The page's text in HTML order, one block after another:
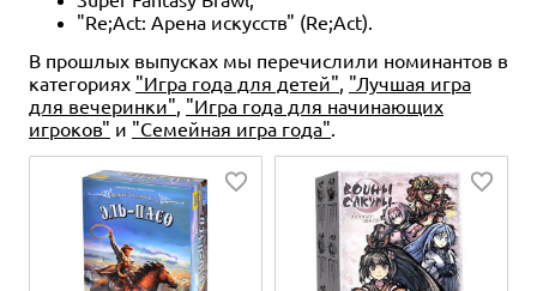
"Re;Act: Арена искусств" (Re;Act).
В прошлых выпусках мы перечислили номинантов в
категориях "Игра года для детей" "Лучшая игра
для вечеринки" "Игра года для начинающих
игроков" и "Семейная игра года"